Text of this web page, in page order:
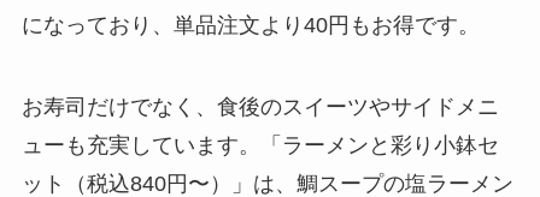
になっており、単品注文より40円もお得です。
お寿司だけでなく、食後のスイーツやサイドメニ
ューも充実しています。「ラーメンと彩り小鉢セ
ット（税込840円〜）」は、鯛スープの塩ラーメン